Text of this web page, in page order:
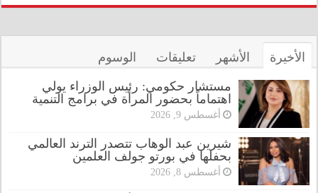
الأخيرة الأشهر تعليقات الوسوم
مستشار حكومي: رئيس الوزراء يولي
اهتماماً بحضور المرأة في برامج التنمية
أغسطس 9, 2026
شيرين عبد الوهاب تتصدر الترند العالمي
بحفلها في بورتو جولف العلمين
أغسطس 8, 2026